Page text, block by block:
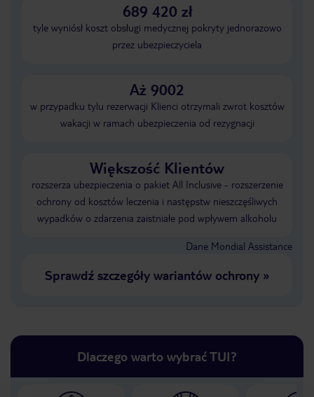
689 420 zł
tyle wyniósł koszt obsługi medycznej pokryty jednorazowo
przez ubezpieczyciela
Aż 9002
w przypadku tylu rezerwacji Klienci otrzymali zwrot kosztów
wakacji w ramach ubezpieczenia od rezygnacji
Większość Klientów
rozszerza ubezpieczenia o pakiet All Inclusive - rozszerzenie
ochrony od kosztów leczenia i następstw nieszczęśliwych
wypadków o zdarzenia zaistniałe pod wpływem alkoholu
Dane Mondial Assistance
Sprawdź szczegóły wariantów ochrony»
Dlaczego warto wybrać TUI?